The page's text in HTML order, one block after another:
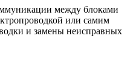
между блоками
или самим
и замены неисправных